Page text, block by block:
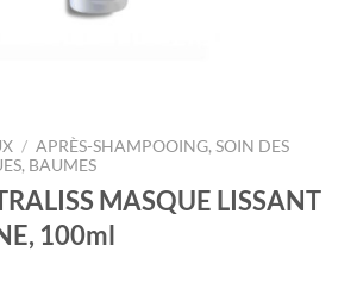
/ APRÈS-SHAMPOOING, SOIN DES
BAUMES
MASQUE LISSANT
100ml